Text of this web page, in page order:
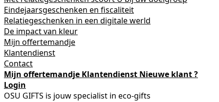
Eindejaarsgeschenken en fiscaliteit
Relatiegeschenken in een digitale werld
De impact van kleur
Mijn offertemandje
Klantendienst
Contact
Mijn offertemandje Klantendienst Nieuwe klant ?
Login
OSU GIFTS is jouw specialist in eco-gifts